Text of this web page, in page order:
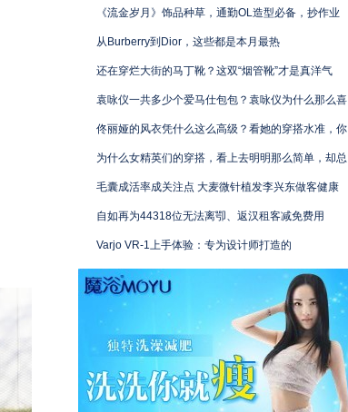
《流金岁月》饰品种草，通勤OL造型必备，抄作业
从Burberry到Dior，这些都是本月最热
还在穿烂大街的马丁靴？这双“烟管靴”才是真洋气
袁咏仪一共多少个爱马仕包包？袁咏仪为什么那么喜
佟丽娅的风衣凭什么这么高级？看她的穿搭水准，你
为什么女精英们的穿搭，看上去明明那么简单，却总
毛囊成活率成关注点 大麦微针植发李兴东做客健康
自如再为44318位无法离卾、返汉租客减免费用
Varjo VR-1上手体验：专为设计师打造的